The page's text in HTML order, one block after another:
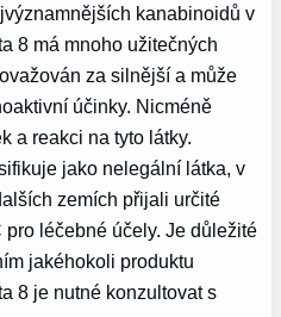
kanabinoidů v
8 má mnoho užitečných
za silnější a může
účinky. Nicméně
a reakci na tyto látky.
jako nelegální látka, v
zemích přijali určité
léčebné účely. Je důležité
jakéhokoli produktu
8 je nutné konzultovat s